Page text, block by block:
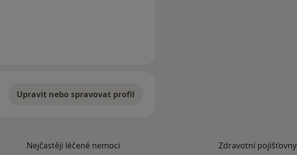
Upravit nebo spravovat profil
Nejčastěji léčené nemoci
Zdravotní pojišťovny